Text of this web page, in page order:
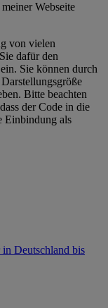
Webseite
von vielen
dafür den
Sie können durch
Bitte beachten
der Code in die
Einbindung als
Deutschland bis